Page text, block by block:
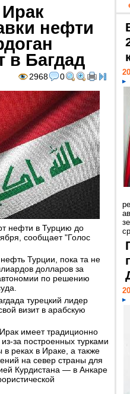
нефти
в Багдад
2968 0
нефти в Турцию до
сообщает "Голос
Турции, пока та не
долларов за
по решению
турецкий лидер
визит в арабскую
имеет традиционно
за построенных турками
реках в Ираке, а также
на север страны для
Курдистана — в Анкаре